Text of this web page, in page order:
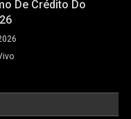
De Crédito Do